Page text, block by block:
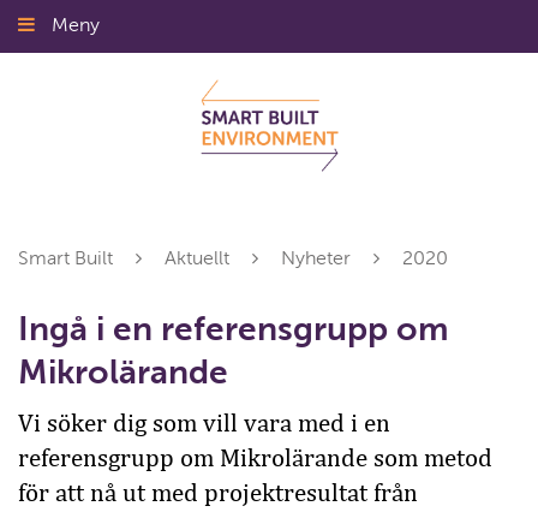
Gå
till
Meny
Smart Built Aktuellt Nyheter 2020
Ingå i en referensgrupp om
Mikrolärande
Vi söker dig som vill vara med i en
referensgrupp om Mikrolärande som metod
för att nå ut med projektresultat från